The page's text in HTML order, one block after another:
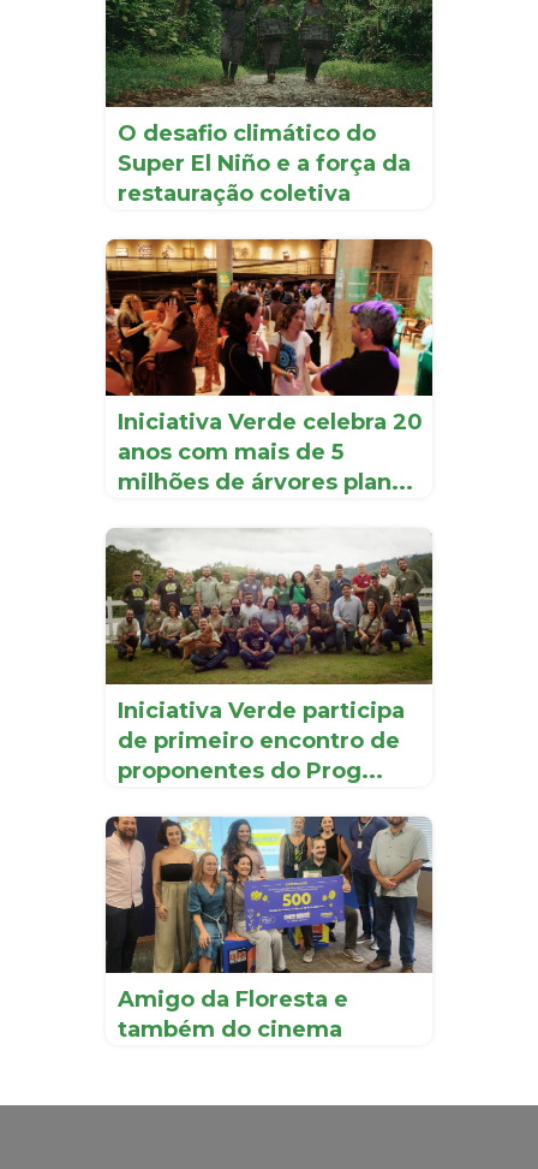
O desafio climático do
Super El Niño e a força da
restauração coletiva
Iniciativa Verde celebra 20
anos com mais de 5
milhões de árvores plan...
Iniciativa Verde participa
de primeiro encontro de
proponentes do Prog...
Amigo da Floresta e
também do cinema